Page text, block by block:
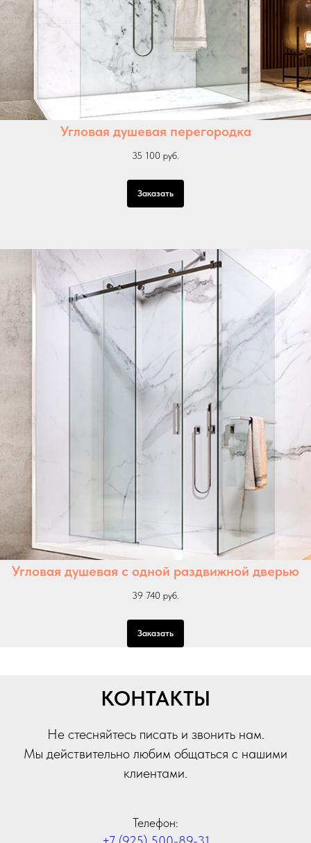
Угловая душевая перегородка
35 100 руб.
Заказать
Угловая душевая с одной раздвижной дверью
39 740 руб.
Заказать
КОНТАКТЫ
Не стесняйтесь писать и звонить нам.
Мы действительно любим общаться с нашими
клиентами.
Телефон: